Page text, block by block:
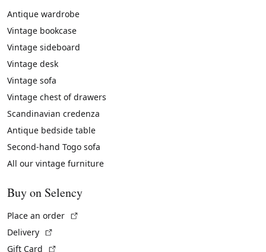
Antique wardrobe
Vintage bookcase
Vintage sideboard
Vintage desk
Vintage sofa
Vintage chest of drawers
Scandinavian credenza
Antique bedside table
Second-hand Togo sofa
All our vintage furniture
Buy on Selency
Place an order
Delivery
Gift Card